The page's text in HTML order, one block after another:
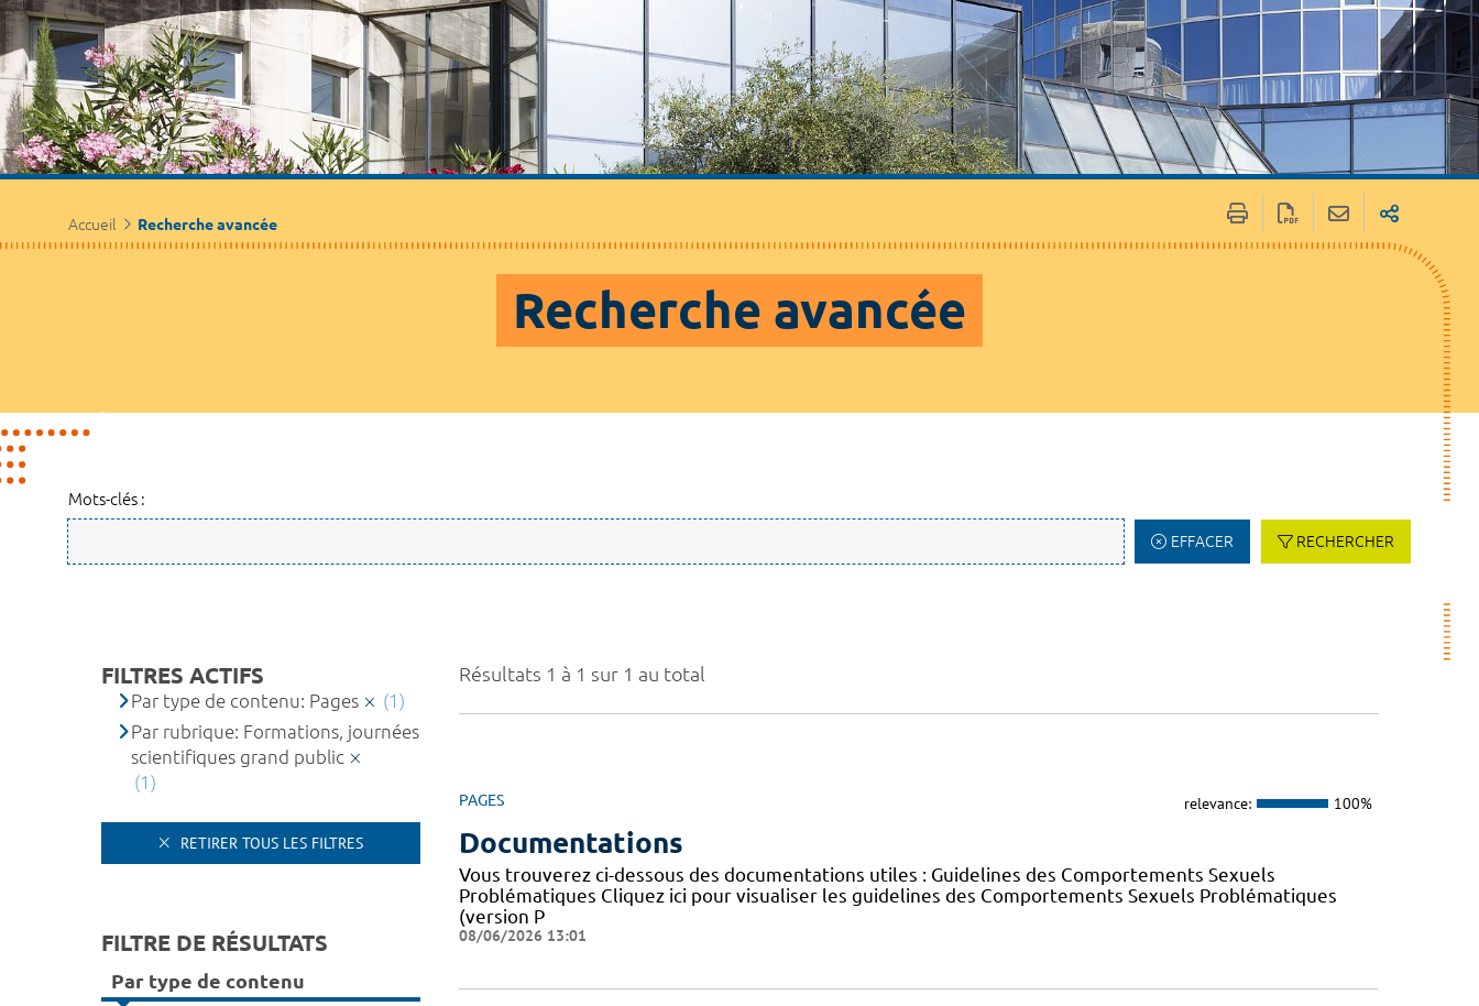
Accueil Recherche avancée
Recherche avancée
Mots-clés :
EFFACER RECHERCHER
Résultats 1 à 1 sur 1 au total
PAGES relevance: 100%
Documentations
Vous trouverez ci-dessous des documentations utiles : Guidelines des Comportements Sexuels
Problématiques Cliquez ici pour visualiser les guidelines des Comportements Sexuels Problématiques
(version P
08/06/2026 13:01
FILTRES ACTIFS
Par type de contenu: Pages
(1)
Par rubrique: Formations, journées
scientifiques grand public
(1)
RETIRER TOUS LES FILTRES
FILTRE DE RÉSULTATS
Par type de contenu